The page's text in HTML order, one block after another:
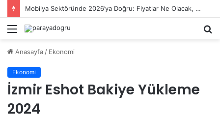
F/K Nedir?
Menü
Anasayfa / Ekonomi
Ekonomi
İzmir Eshot Bakiye Yükleme
2024